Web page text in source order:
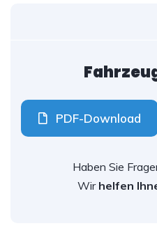
PDF-Download
Haben Sie
Wir helfen